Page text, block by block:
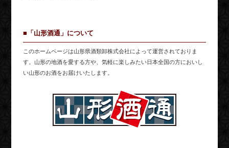
■「山形酒通」について
このホームページは山形県酒類卸株式会社によって運営されておりま
す。山形の地酒を愛する方や、気軽に楽しみたい日本全国の方においし
い山形のお酒をお届けいたします。